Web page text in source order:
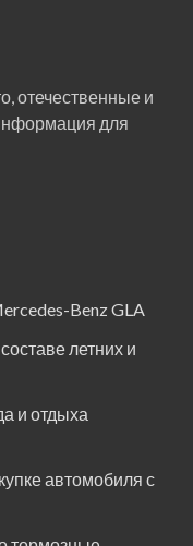
отечественные и
для
Benz GLA
летних и
и отдыха
автомобиля с